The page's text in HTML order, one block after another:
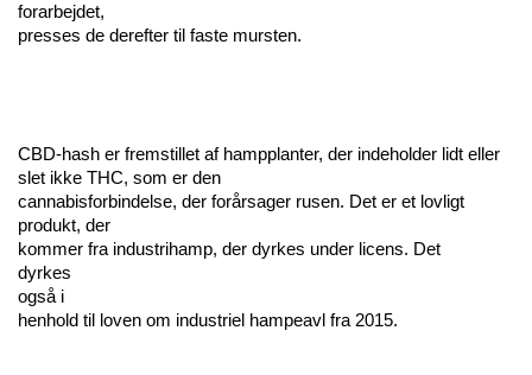
forarbejdet,
presses de derefter til faste mursten.
CBD-hash er fremstillet af hampplanter, der indeholder lidt eller
slet ikke THC, som er den
cannabisforbindelse, der forårsager rusen. Det er et lovligt
produkt, der
kommer fra industrihamp, der dyrkes under licens. Det
dyrkes
også i
henhold til loven om industriel hampeavl fra 2015.